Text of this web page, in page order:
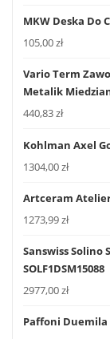
MKW Deska Do
105,00zł
Vario Term
Metalik
440,83zł
Kohlman Axel
1304,00zł
Artceram Atelier
1273,99zł
Sanswiss Solino
SOLF1DSM15088
2977,00zł
Paffoni Duemila